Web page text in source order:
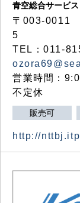
青空総合サービス
〒003-0011
5
TEL：011-
営業時間：
不定休
販売可
http://